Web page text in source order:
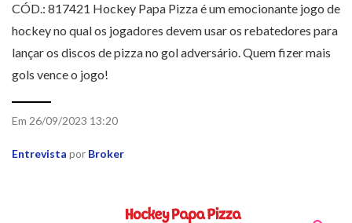
CÓD.: 817421 Hockey Papa Pizza é um emocionante jogo de
hockey no qual os jogadores devem usar os rebatedores para
lançar os discos de pizza no gol adversário. Quem fizer mais
gols vence o jogo!
Em 26/09/2023 13:20
Entrevista por Broker